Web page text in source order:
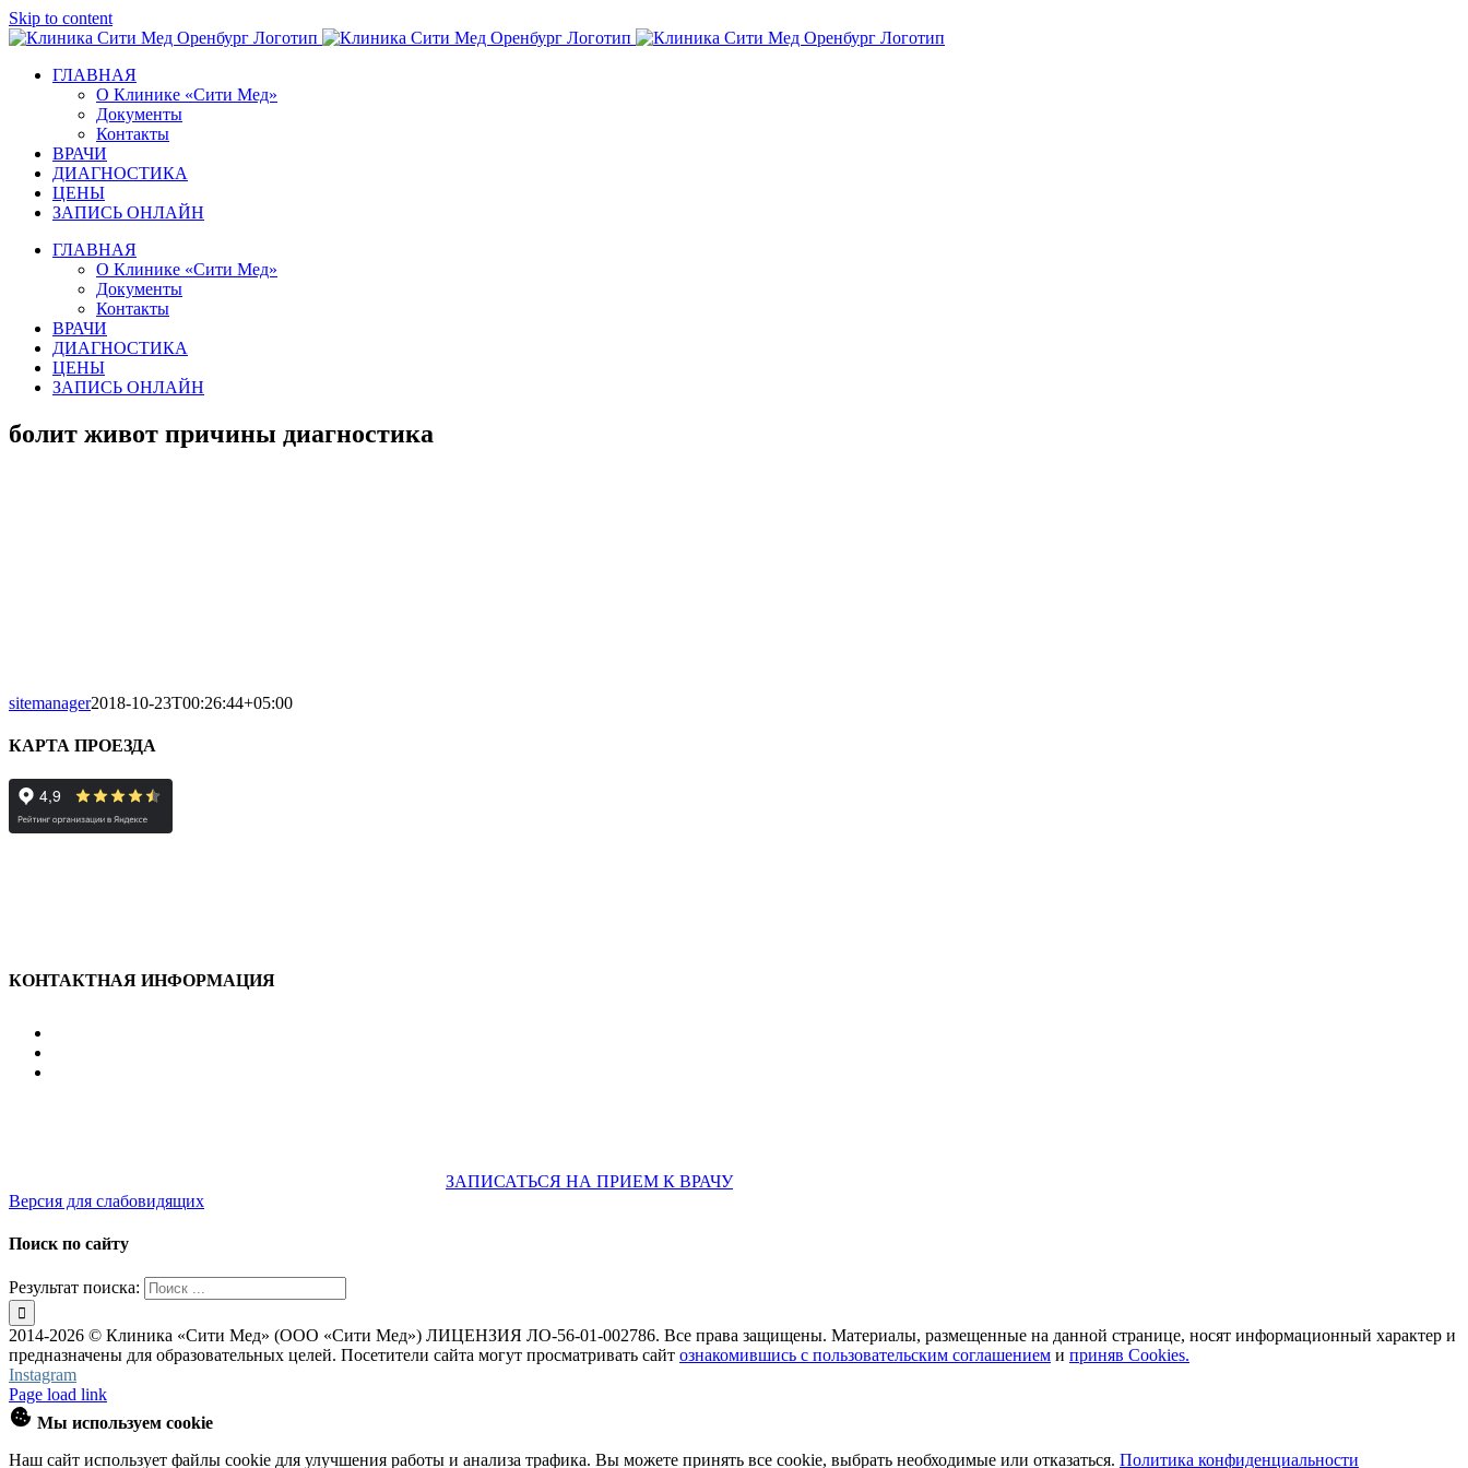
Skip to content
ГЛАВНАЯ
О Клинике «Сити Мед»
Документы
Контакты
ВРАЧИ
ДИАГНОСТИКА
ЦЕНЫ
ЗАПИСЬ ОНЛАЙН
ГЛАВНАЯ
О Клинике «Сити Мед»
Документы
Контакты
ВРАЧИ
ДИАГНОСТИКА
ЦЕНЫ
ЗАПИСЬ ОНЛАЙН
болит живот причины диагностика
sitemanager2018-10-23T00:26:44+05:00
КАРТА ПРОЕЗДА
КОНТАКТНАЯ ИНФОРМАЦИЯ
ЗАПИСАТЬСЯ НА ПРИЕМ К ВРАЧУ
Версия для слабовидящих
Поиск по сайту
Результат поиска:
2014-2026 © Клиника «Сити Мед» (ООО «Сити Мед») ЛИЦЕНЗИЯ ЛО-56-01-002786. Все права защищены. Материалы, размещенные на данной странице, носят информационный характер и
предназначены для образовательных целей. Посетители сайта могут просматривать сайт ознакомившись с пользовательским соглашением и приняв Cookies.
Instagram
Page load link
Мы используем cookie
Наш сайт использует файлы cookie для улучшения работы и анализа трафика. Вы можете принять все cookie, выбрать необходимые или отказаться. Политика конфиденциальности